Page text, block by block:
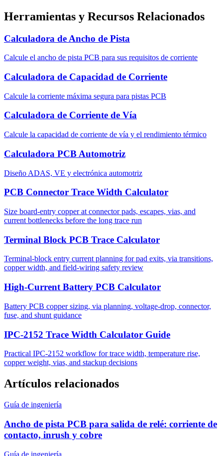
Herramientas y Recursos Relacionados
Calculadora de Ancho de Pista
Calcule el ancho de pista PCB para sus requisitos de corriente
Calculadora de Capacidad de Corriente
Calcule la corriente máxima segura para pistas PCB
Calculadora de Corriente de Vía
Calcule la capacidad de corriente de vía y el rendimiento térmico
Calculadora PCB Automotriz
Diseño ADAS, VE y electrónica automotriz
PCB Connector Trace Width Calculator
Size board-entry copper at connector pads, escapes, vias, and
current bottlenecks before the long trace run
Terminal Block PCB Trace Calculator
Terminal-block entry current planning for pad exits, via transitions,
copper width, and field-wiring safety review
High-Current Battery PCB Calculator
Battery PCB copper sizing, via planning, voltage-drop, connector,
fuse, and shunt guidance
IPC-2152 Trace Width Calculator Guide
Practical IPC-2152 workflow for trace width, temperature rise,
copper weight, vias, and stackup decisions
Artículos relacionados
Guía de ingeniería
Ancho de pista PCB para salida de relé: corriente de
contacto, inrush y cobre
Guía de ingeniería